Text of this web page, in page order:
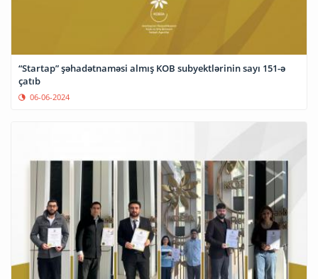
“Startap” şəhadətnaməsi almış KOB subyektlərinin sayı 151-ə
çatıb
06-06-2024